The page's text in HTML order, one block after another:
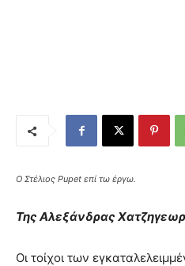
Ο Στέλιος Pupet επί τω έργω.
Της Αλεξάνδρας
Οι τοίχοι των